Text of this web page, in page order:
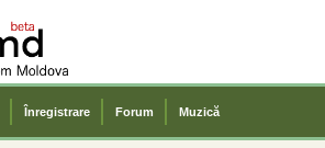
Înregistrare Forum Muzică